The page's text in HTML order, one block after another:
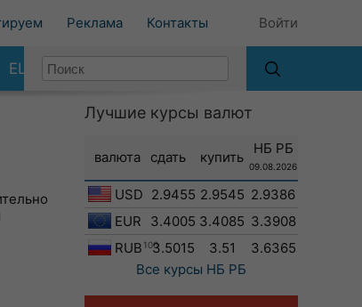
Реклама Контакты Войти
ЕЩЕ
Лучшие курсы валют
валюта сдать купить
НБ РБ
09.08.2026
USD 2.9455 2.9545 2.9386
EUR
3.4005 3.4085 3.3908
RUB 1003.5015 3.51
3.6365
Все курсы НБ РБ